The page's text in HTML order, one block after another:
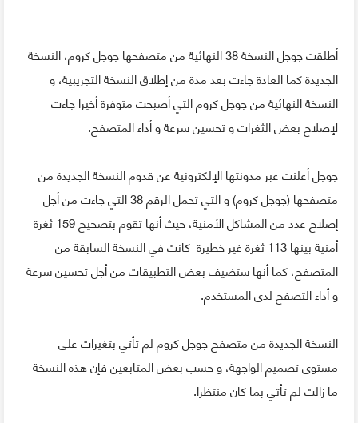
أطلقت جوجل النسخة 38 النهائية من متصفحها جوجل كروم، النسخة
الجديدة كما العادة جاءت بعد مدة من إطلاق النسخة التجريبية، و
النسخة النهائية من جوجل كروم التي أصبحت متوفرة أخيرا جاءت
لإصلاح بعض الثغرات و تحسين سرعة و أداء المتصفح.
جوجل أعلنت عبر مدونتها الإلكترونية عن قدوم النسخة الجديدة من
متصفحها (جوجل كروم) و التي تحمل الرقم 38 التي جاءت من أجل
إصلاح عدد من المشاكل الأمنية، حيث أنها تقوم بتصحيح 159 ثغرة
أمنية بينها 113 ثغرة غير خطيرة كانت في النسخة السابقة من
المتصفح، كما أنها ستضيف بعض التطبيقات من أجل تحسين سرعة
و أداء التصفح لدى المستخدم.
النسخة الجديدة من متصفح جوجل كروم لم تأتي بتغيرات على
مستوى تصميم الواجهة، و حسب بعض المتابعين فإن هذه النسخة
ما زالت لم تأتي بما كان منتظرا.